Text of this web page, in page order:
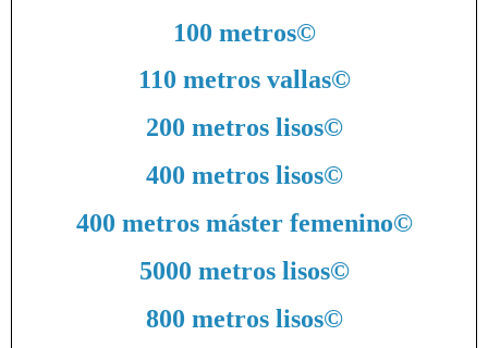
100 metros©
110 metros vallas©
200 metros lisos©
400 metros lisos©
400 metros máster femenino©
5000 metros lisos©
800 metros lisos©